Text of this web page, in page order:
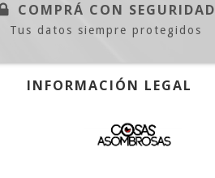
COMPRÁ CON SEGURIDAD
Tus datos siempre protegidos
INFORMACIÓN LEGAL